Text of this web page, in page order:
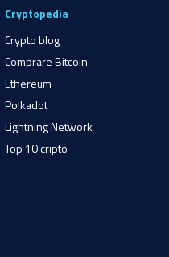
Cryptopedia
Crypto blog
Comprare Bitcoin
Ethereum
Polkadot
Lightning Network
Top 10 cripto